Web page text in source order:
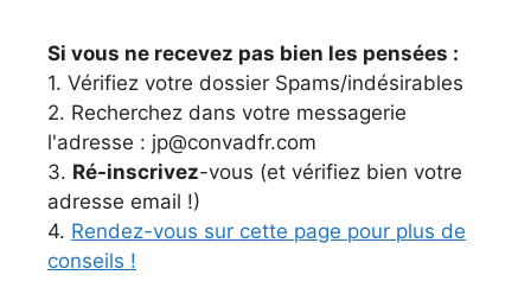
Si vous ne recevez pas bien les pensées :
1. Vérifiez votre dossier Spams/indésirables
2. Recherchez dans votre messagerie
l'adresse : jp@convadfr.com
3. Ré-inscrivez-vous (et vérifiez bien votre
adresse email !)
4. Rendez-vous sur cette page pour plus de
conseils !